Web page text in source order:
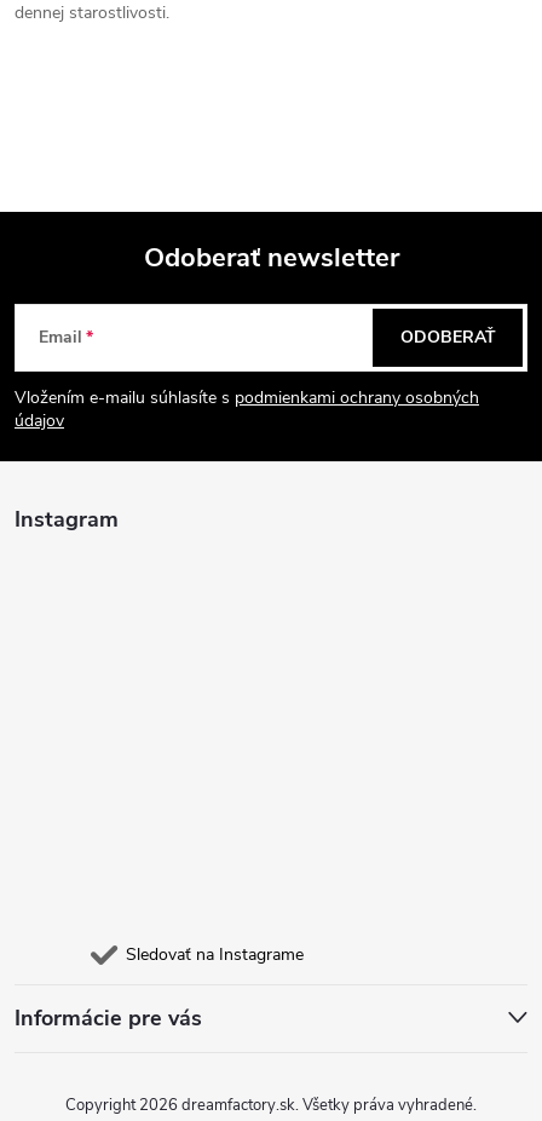
dennej starostlivosti.
Z
á
p
ä
Odoberať newsletter
Email
Vložením e-mailu súhlasíte s podmienkami ochrany osobných
údajov
ODOBERAŤ
Instagram
Sledovať na Instagrame
Informácie pre vás
Copyright 2026 dreamfactory.sk. Všetky práva vyhradené.